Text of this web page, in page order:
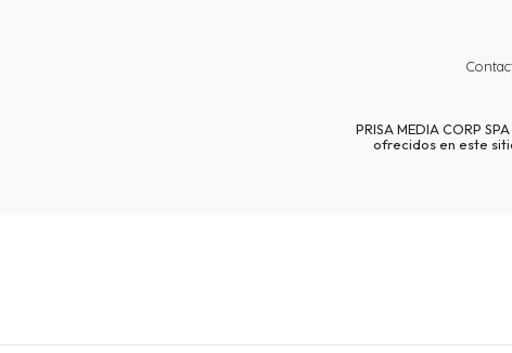
PRISA MEDIA CORP
ofrecidos en este